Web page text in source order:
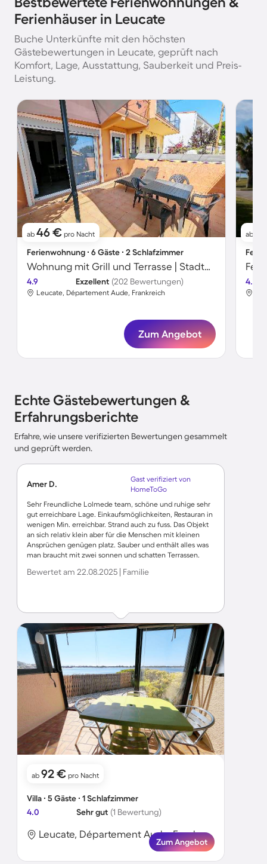
Ferienhäuser in Leucate
Buche Unterkünfte mit den höchsten
Gästebewertungen in Leucate, geprüft nach
Komfort, Lage, Ausstattung, Sauberkeit und Preis-
Leistung.
ab 46 € pro Nacht
Ferienwohnung ∙ 6 Gäste ∙ 2 Schlafzimmer
Wohnung mit Grill und Terrasse | Stadtblick
4.9 Exzellent (202 Bewertungen)
Leucate, Département Aude, Frankreich
Zum Angebot
ab
4.7
Echte Gästebewertungen &
Erfahrungsberichte
Erfahre, wie unsere verifizierten Bewertungen gesammelt
und geprüft werden.
Amer D.
Gast verifiziert von
HomeToGo
Sehr Freundliche Lolmede team, schöne und ruhige sehr
gut erreichbare Lage. Einkaufsmöglichkeiten, Restauran in
wenigen Min. erreichbar. Strand auch zu fuss. Das Objekt
an sich relativ klein aber für die Menschen mit kleinen
Ansprüchen genügen platz. Sauber und enthält alles was
man braucht mit zwei sonnen und schatten Terrassen.
Haus. Wir waren 5 P. und haben uns sehr wohlgefühlt. Ist
Bewertet am 22.08.2025 | Familie
ab 92 € pro Nacht
Villa ∙ 5 Gäste ∙ 1 Schlafzimmer
4.0
Sehr gut (1 Bewertung)
Leucate, Département Aude, Frankreich
Zum Angebot